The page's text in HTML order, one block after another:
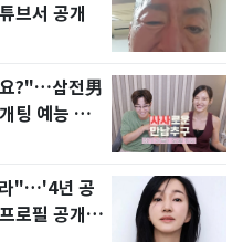
브서 공개
?"…삼전男
팅 예능 화
라"…'4년 공
로필 공개